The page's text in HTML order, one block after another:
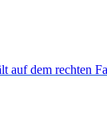
auf dem rechten